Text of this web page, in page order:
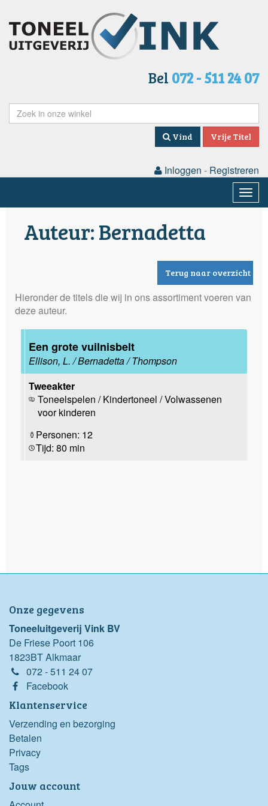
Bel 072 - 511 24 07
Vind Vrije Titel
Inloggen - Registreren
Auteur: Bernadetta
Terug naar overzicht
Hieronder de titels die wij in ons assortiment voeren van
deze auteur.
Een grote vuilnisbelt
Ellison, L. / Bernadetta / Thompson
Tweeakter
Toneelspelen / Kindertoneel / Volwassenen
voor kinderen
Personen: 12
Tijd: 80 min
Onze gegevens
Toneeluitgeverij Vink BV
De Friese Poort 106
1823BT Alkmaar
072 - 511 24 07
Facebook
Klantenservice
Verzending en bezorging
Betalen
Privacy
Tags
Jouw account